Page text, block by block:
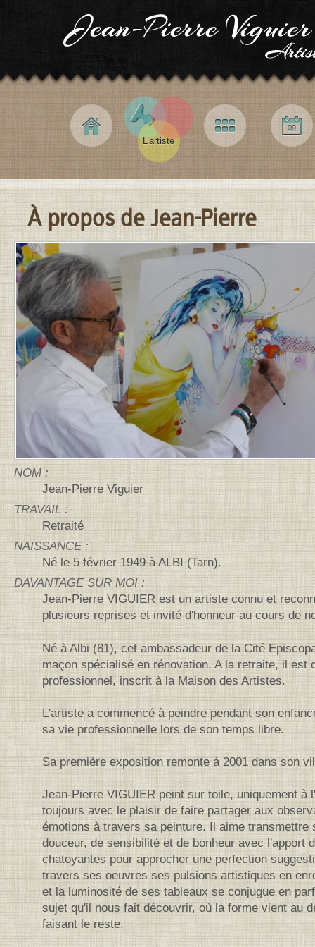
Navigation principale
Accueil
L’artiste
Galerie
09
Expos
Contenu principal
À propos de Jean-Pierre
NOM :
Jean-Pierre Viguier
TRAVAIL :
Retraité
NAISSANCE :
Né le 5 février 1949à ALBI (Tarn).
DAVANTAGE SUR MOI :
Jean-Pierre VIGUIER est un artiste connu et
plusieurs reprises et invité d'honneur au cours de
Né à Albi (81), cet ambassadeur de la Cité
maçon spécialisé en rénovation. A la retraite, il est
professionnel, inscrit à la Maison des Artistes.
L'artiste a commencé à peindre pendant son
sa vie professionnelle lors de son temps libre.
Sa première exposition remonte à 2001 dans son
Jean-Pierre VIGUIER peint sur toile, uniquement à
toujours avec le plaisir de faire partager aux
émotions à travers sa peinture. Il aime transmettre
douceur, de sensibilité et de bonheur avec l'apport
chatoyantes pour approcher une perfection
travers ses oeuvres ses pulsions artistiques en
et la luminosité de ses tableaux se conjugue en
sujet qu'il nous fait découvrir, où la forme vient au
faisant le reste.